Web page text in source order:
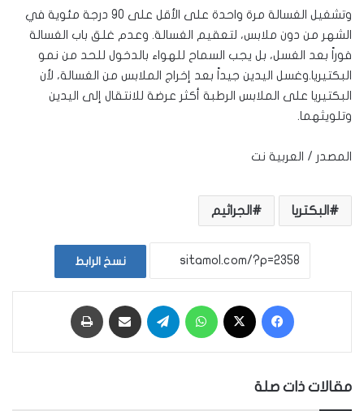
وتشغيل الغسالة مرة واحدة على الأقل على 90 درجة مئوية في
الشهر من دون ملابس، لتعقيم الغسالة. وعدم غلق باب الغسالة
فوراً بعد الغسل، بل يجب السماح للهواء بالدخول للحد من نمو
البكتيريا.وغسل اليدين جيداً بعد إخراج الملابس من الغسالة، لأن
البكتيريا على الملابس الرطبة أكثر عرضة للانتقال إلى اليدين
وتلويثهما.
المصدر / العربية نت
البكتريا الجراثيم
نسخ الرابط
مقالات ذات صلة